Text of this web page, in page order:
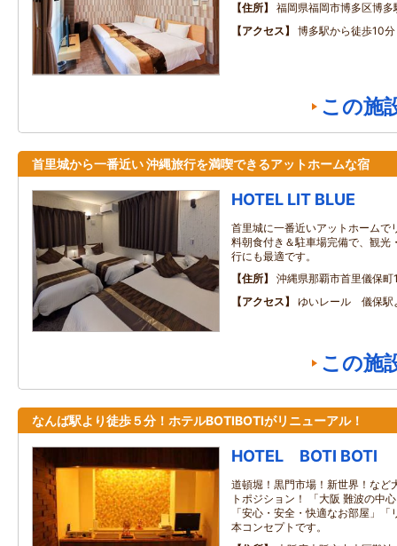
住所
福岡県福岡市博多区博多
アクセス
博多駅から徒歩10
この施
首里城から一番近い 沖縄旅行を満喫できるアットホームな宿
HOTEL LIT BLUE
首里城に一番近いアットホームで
料朝食付き＆駐車場完備で、観光
行にも最適です。
住所
沖縄県那覇市首里儀保町
アクセス
ゆいレール 儀保駅
この施
なんば駅より徒歩５分！ホテルBOTIBOTIがリニューアル！
HOTEL BOTI BOTI
道頓堀！黒門市場！新世界！など
トポジション！ 「大阪 難波の中
「安心・安全・快適なお部屋」
本コンセプトです。